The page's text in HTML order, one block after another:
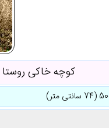
کوچه خاکی روستا